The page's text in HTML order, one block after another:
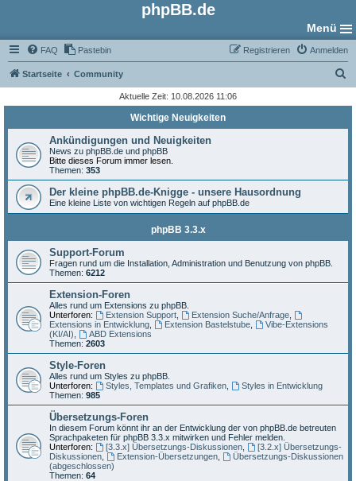
phpBB.de
Menü
FAQ Pastebin Anmelden
Registrieren
Startseite Community
h
Aktuelle Zeit: 10.08.2026 11:06
Wichtige Neuigkeiten
Ankündigungen und Neuigkeiten
News zu phpBB.de und phpBB
Bitte dieses Forum immer lesen.
Themen: 353
Der kleine phpBB.de-Knigge - unsere Hausordnung
Eine kleine Liste von wichtigen Regeln auf phpBB.de
phpBB 3.3.x
Support-Forum
Fragen rund um die Installation, Administration und Benutzung von phpBB.
Themen: 6212
Extension-Foren
Alles rund um Extensions zu phpBB.
Unterforen:
Extension Support, Extension Suche/Anfrage,
Extensions in Entwicklung
Extension Bastelstube,
Vibe-Extensions
(KI/AI)
ABD Extensions
Themen: 2603
Style-Foren
Alles rund um Styles zu phpBB.
Unterforen:
Styles, Templates und Grafiken,
Styles in Entwicklung
Themen: 985
Übersetzungs-Foren
In diesem Forum könnt ihr an der Entwicklung der von phpBB.de betreuten
Sprachpaketen für phpBB 3.3.x mitwirken und Fehler melden.
Unterforen:
[3.3.x] Übersetzungs-Diskussionen,
[3.2.x] Übersetzungs-
Diskussionen
Extension-Übersetzungen,
Übersetzungs-Diskussionen
(abgeschlossen)
Themen: 64